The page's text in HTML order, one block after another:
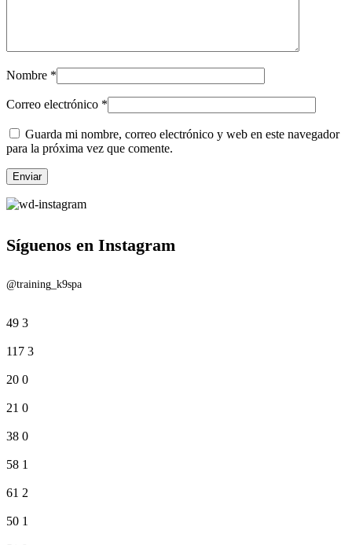
Nombre *
Correo electrónico *
Guarda mi nombre, correo electrónico y web en este navegador
para la próxima vez que comente.
Síguenos en Instagram
@training_k9spa
49 3
117 3
20 0
21 0
38 0
58 1
61 2
50 1